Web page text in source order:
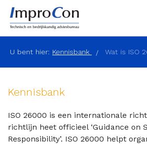
U bent hier: Kennisbank Wat is ISO
Kennisbank
ISO 26000 is een internationale
richtlijn heet officieel ‘Guidance on
Responsibility’. ISO 26000 helpt